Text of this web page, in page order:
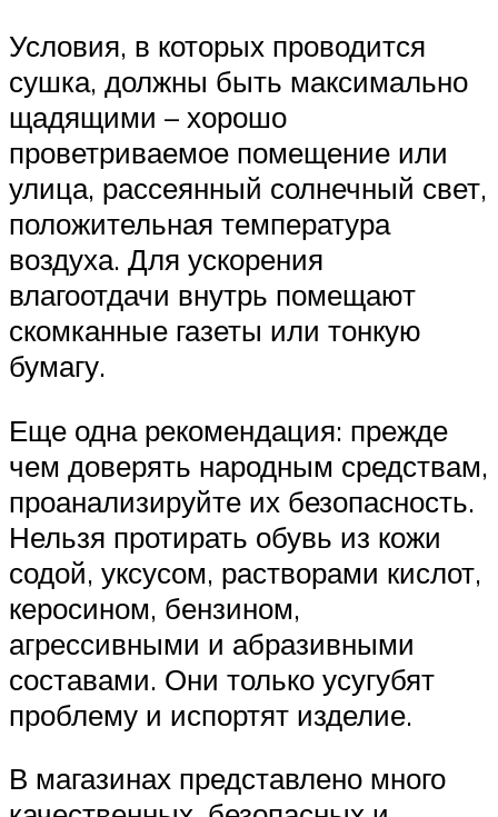
Условия, в которых проводится
сушка, должны быть максимально
щадящими – хорошо
проветриваемое помещение или
улица, рассеянный солнечный свет,
положительная температура
воздуха. Для ускорения
влагоотдачи внутрь помещают
скомканные газеты или тонкую
бумагу.
Еще одна рекомендация: прежде
чем доверять народным средствам,
проанализируйте их безопасность.
Нельзя протирать обувь из кожи
содой, уксусом, растворами кислот,
керосином, бензином,
агрессивными и абразивными
составами. Они только усугубят
проблему и испортят изделие.
В магазинах представлено много